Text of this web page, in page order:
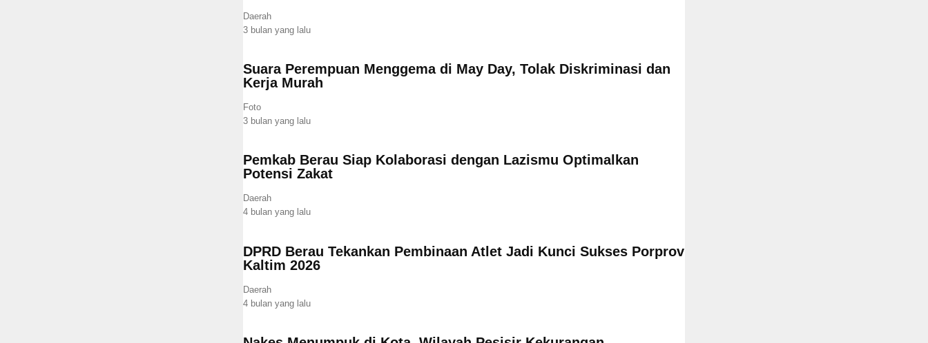
Daerah
3 bulan yang lalu
Suara Perempuan Menggema di May Day, Tolak Diskriminasi dan
Kerja Murah
Foto
3 bulan yang lalu
Pemkab Berau Siap Kolaborasi dengan Lazismu Optimalkan
Potensi Zakat
Daerah
4 bulan yang lalu
DPRD Berau Tekankan Pembinaan Atlet Jadi Kunci Sukses Porprov
Kaltim 2026
Daerah
4 bulan yang lalu